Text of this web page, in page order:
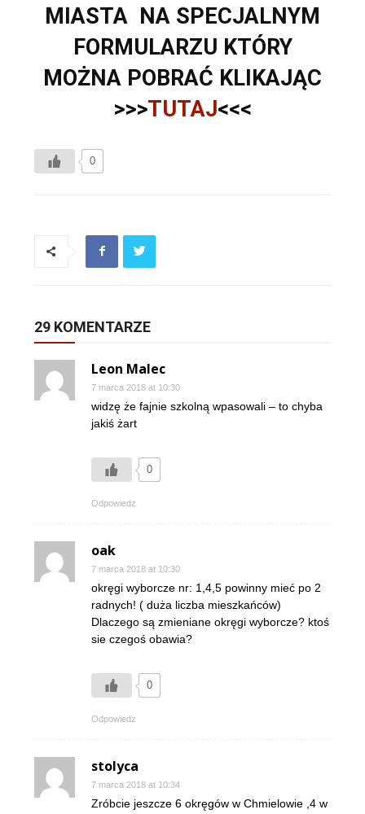
MIASTA NA SPECJALNYM
FORMULARZU KTÓRY
MOŻNA POBRAĆ KLIKAJĄC
>>>TUTAJ<<<
0
29 KOMENTARZE
Leon Malec
7 marca 2018 at 10:30
widzę że fajnie szkolną wpasowali – to chyba
jakiś żart
0
Odpowiedz
oak
7 marca 2018 at 10:30
okręgi wyborcze nr: 1,4,5 powinny mieć po 2
radnych! ( duża liczba mieszkańców)
Dlaczego są zmieniane okręgi wyborcze? ktoś
sie czegoś obawia?
0
Odpowiedz
stolyca
7 marca 2018 at 10:34
Zróbcie jeszcze 6 okręgów w Chmielowie ,4 w